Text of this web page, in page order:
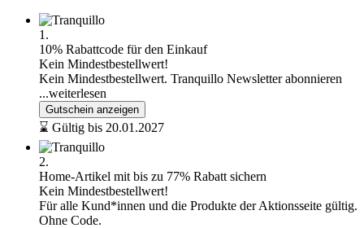
1.
10% Rabattcode für den Einkauf
Kein Mindestbestellwert!
Kein Mindestbestellwert. Tranquillo Newsletter abonnieren
...weiterlesen
Gutschein anzeigen
⌛ Gültig bis 20.01.2027
2.
Home-Artikel mit bis zu 77% Rabatt sichern
Kein Mindestbestellwert!
Für alle Kund*innen und die Produkte der Aktionsseite gültig.
Ohne Code.